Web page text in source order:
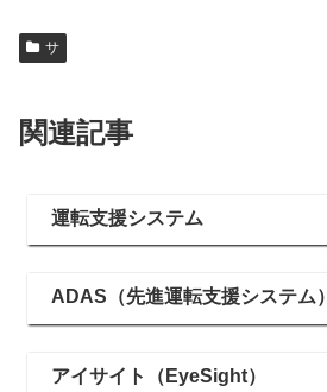
サ
関連記事
運転支援システム
ADAS（先進運転支援システム）
アイサイト（EyeSight）